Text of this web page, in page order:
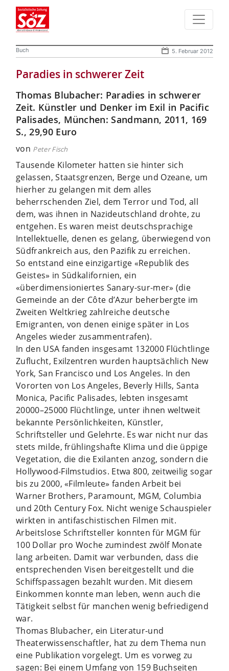
Buch 5. Februar 2012
Paradies in schwerer Zeit
Thomas Blubacher: Paradies in schwerer
Zeit. Künstler und Denker im Exil in Pacific
Palisades, München: Sandmann, 2011, 169
S., 29,90 Euro
von Peter Fisch
Tausende Kilometer hatten sie hinter sich
gelassen, Staatsgrenzen, Berge und Ozeane, um
hierher zu gelangen mit dem alles
beherrschenden Ziel, dem Terror und Tod, all
dem, was ihnen in Nazideutschland drohte, zu
entgehen. Es waren meist deutschsprachige
Intellektuelle, denen es gelang, überwiegend von
Südfrankreich aus, den Pazifik zu erreichen.
So entstand eine einzigartige «Republik des
Geistes» in Südkalifornien, ein
«überdimensioniertes Sanary-sur-mer» (die
Gemeinde an der Côte d’Azur beherbergte im
Zweiten Weltkrieg zahlreiche deutsche
Emigranten, von denen einige später in Los
Angeles wieder zusammentrafen).
In den USA fanden insgesamt 132000 Flüchtlinge
Zuflucht, Exilzentren wurden hauptsächlich New
York, San Francisco und Los Angeles. In den
Vororten von Los Angeles, Beverly Hills, Santa
Monica, Pacific Palisades, lebten insgesamt
20000–25000 Flüchtlinge, unter ihnen weltweit
bekannte Persönlichkeiten, Künstler,
Schriftsteller und Gelehrte. Es war nicht nur das
stets milde, frühlingshafte Klima und die üppige
Vegetation, die die Exilanten anzog, sondern die
Hollywood-Filmstudios. Etwa 800, zeitweilig sogar
bis zu 2000, «Filmleute» fanden Arbeit bei
Warner Brothers, Paramount, MGM, Columbia
und 20th Century Fox. Nicht wenige Schauspieler
wirkten in antifaschistischen Filmen mit.
Arbeitslose Schriftsteller konnten für MGM für
100 Dollar pro Woche zumindest zwölf Monate
lang arbeiten. Damit war verbunden, dass die
entsprechenden Visen bereitgestellt und die
Schiffspassagen bezahlt wurden. Mit diesem
Einkommen konnte man leben, wenn auch die
Tätigkeit selbst für manchen wenig befriedigend
war.
Thomas Blubacher, ein Literatur-und
Theaterwissenschaftler, hat zu dem Thema nun
eine Publikation vorgelegt. Um es vorweg zu
sagen: Bei einem Umfang von 159 Buchseiten